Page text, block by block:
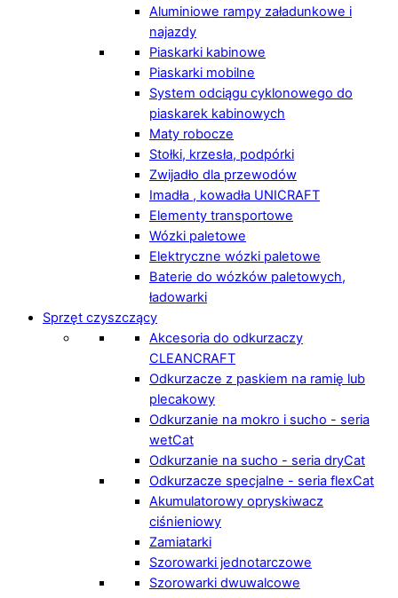
Aluminiowe rampy załadunkowe i
najazdy
Piaskarki kabinowe
Piaskarki mobilne
System odciągu cyklonowego do
piaskarek kabinowych
Maty robocze
Stołki, krzesła, podpórki
Zwijadło dla przewodów
Imadła , kowadła UNICRAFT
Elementy transportowe
Wózki paletowe
Elektryczne wózki paletowe
Baterie do wózków paletowych,
ładowarki
Sprzęt czyszczący
Akcesoria do odkurzaczy
CLEANCRAFT
Odkurzacze z paskiem na ramię lub
plecakowy
Odkurzanie na mokro i sucho - seria
wetCat
Odkurzanie na sucho - seria dryCat
Odkurzacze specjalne - seria flexCat
Akumulatorowy opryskiwacz
ciśnieniowy
Zamiatarki
Szorowarki jednotarczowe
Szorowarki dwuwalcowe